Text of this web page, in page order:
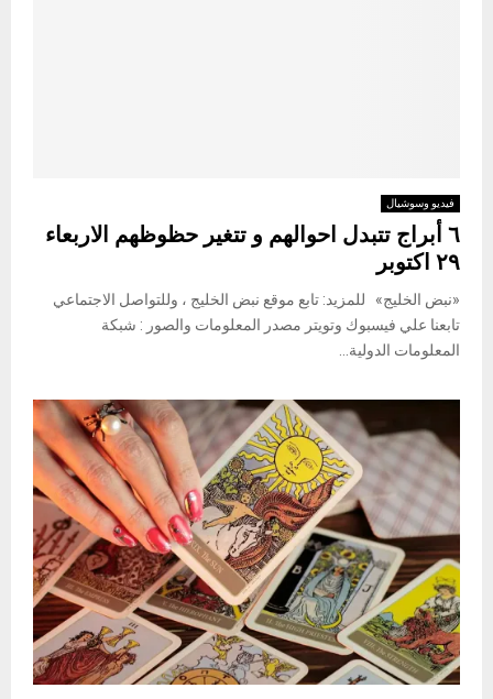
فيديو وسوشيال
٦ أبراج تتبدل احوالهم و تتغير حظوظهم الاربعاء
٢٩ اكتوبر
«نبض الخليج» للمزيد: تابع موقع نبض الخليج ، وللتواصل الاجتماعي
تابعنا علي فيسبوك وتويتر مصدر المعلومات والصور : شبكة
المعلومات الدولية...